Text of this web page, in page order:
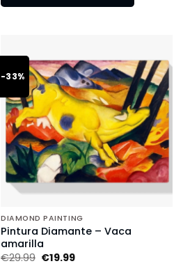
-33%
DIAMOND PAINTING
Pintura Diamante – Vaca
amarilla
€29.99 €19.99